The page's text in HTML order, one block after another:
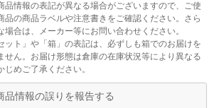
品情報の表記が異なる場合がございますので、ご使
品の商品ラベルや注意書きをご確認ください。さら
合は、メーカー等にお問い合わせください。
ット」や「箱」の表記は、必ずしも箱でのお届けを
せん。お届け形態は倉庫の在庫状況等により異なる
めご了承ください。
品情報の誤りを報告する